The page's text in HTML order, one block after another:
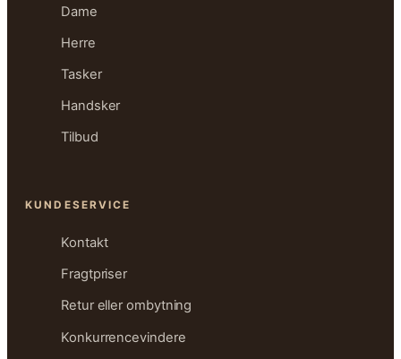
Dame
Herre
Tasker
Handsker
Tilbud
KUNDESERVICE
Kontakt
Fragtpriser
Retur eller ombytning
Konkurrencevindere